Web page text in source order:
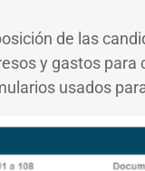
de las
y gastos para
usados